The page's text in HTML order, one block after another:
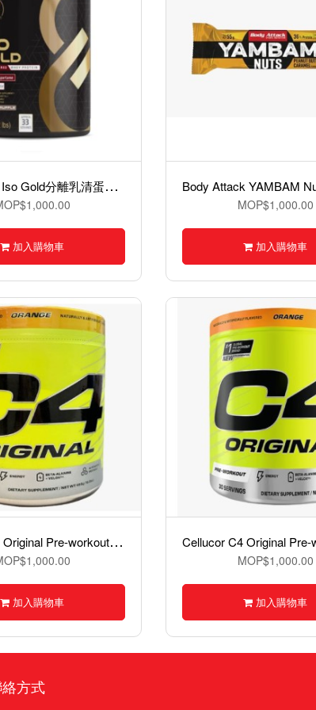
E
lev Global Iso Gold分離乳清蛋白粉- 1kg
加入購物車
MOP$1,000.00
加入購物車
C
ellucor C4 Original Pre-workout 一氧化氮粉 50份
加入購物車
MOP$1,000.00
加入購物車
方式